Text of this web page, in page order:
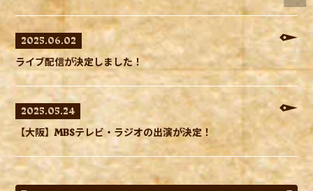
2025.06.02
ライブ配信が決定しました！
2025.05.24
【大阪】MBSテレビ・ラジオの出演が決定！